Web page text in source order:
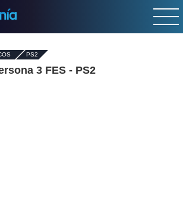
- PS2
3 FES - PS2